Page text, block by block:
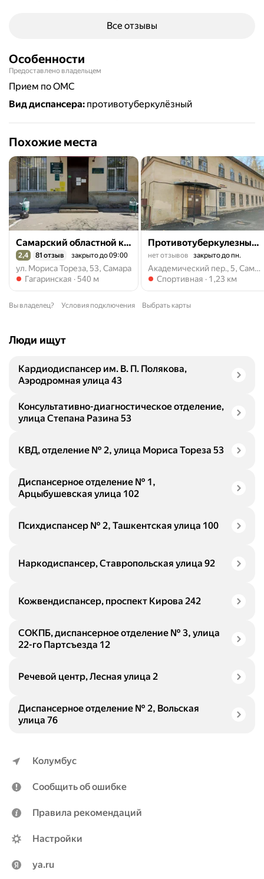
Все отзывы
Особенности
Предоставлено владельцем
прием по ОМС
Вид диспансера: противотуберкулёзный
Похожие места
Самарский областной кожно-венерологический диспансер, консультативно-диагностическое отделение № 2
Рейтинг 2,4 из 5
2,4 81 отзыв закрыто до 09:00
ул. Мориса Тореза, 53, Самара
Метро Гагаринская
Гагаринская 540 м
Противотуберкулезный диспансер имени Н.В. Постникова, дневной стационар
нет отзывов закрыто до пн.
Академический пер., 5, Самара
Метро Спортивная
Спортивная 1,23 км
Вы владелец? Условия подключения Выбрать карты
Люди ищут
Кардиодиспансер им. В. П. Полякова,
Аэродромная улица 43
Консультативно-диагностическое отделение,
улица Степана Разина 53
КВД, отделение № 2, улица Мориса Тореза 53
Диспансерное отделение № 1,
Арцыбушевская улица 102
Психдиспансер № 2, Ташкентская улица 100
Наркодиспансер, Ставропольская улица 92
Кожвендиспансер, проспект Кирова 242
СОКПБ, диспансерное отделение № 3, улица
22-го Партсъезда 12
Речевой центр, Лесная улица 2
Диспансерное отделение № 2, Вольская
улица 76
Колумбус
Сообщить об ошибке
Правила рекомендаций
Настройки
ya.ru